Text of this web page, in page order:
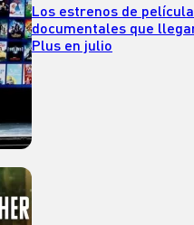
Los estrenos de
documentales que
Plus en julio